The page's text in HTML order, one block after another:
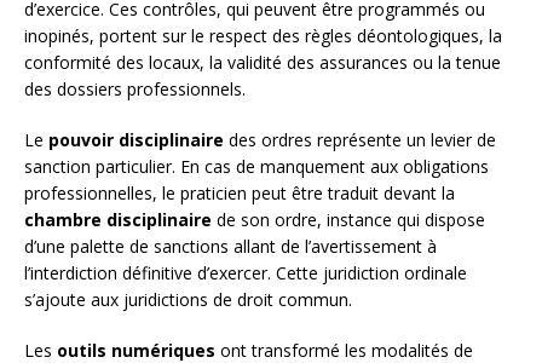
d’exercice. Ces contrôles, qui peuvent être programmés ou
inopinés, portent sur le respect des règles déontologiques, la
conformité des locaux, la validité des assurances ou la tenue
des dossiers professionnels.
Le pouvoir disciplinaire des ordres représente un levier de
sanction particulier. En cas de manquement aux obligations
professionnelles, le praticien peut être traduit devant la
chambre disciplinaire de son ordre, instance qui dispose
d’une palette de sanctions allant de l’avertissement à
l’interdiction définitive d’exercer. Cette juridiction ordinale
s’ajoute aux juridictions de droit commun.
Les outils numériques ont transformé les modalités de